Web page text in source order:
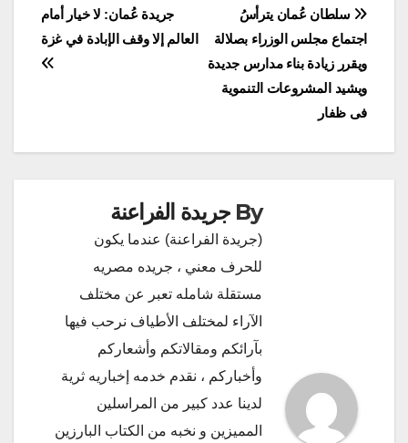
تصفّح
المقالات
جريدة عُمان: لا خيار أمام
العالم إلا وقف الإبادة في غزة
سلطان عُمان يترأسُ
اجتماع مجلس الوزراء بصلالة
ويقرر زيادة بناء مدارس جديدة
ويشيد المشروعات التنموية
فى ظفار
By جريدة الفراعنة
(جريدة الفراعنة) عندما يكون
للحرف معني ، جريده مصريه
مستقلة شامله تعبر عن مختلف
الآراء لمختلف الأطياف نرحب فيها
بآرائكم ومقالاتكم وأشعاركم
وأخباركم ، نقدم خدمه إخباريه ثرية
لدينا عدد كبير من المراسلين
المميزين و نخبه من الكتاب البارزين